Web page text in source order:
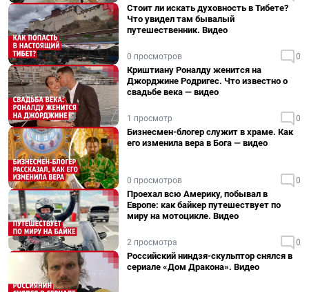
Стоит ли искать духовность в Тибете?
Что увидел там бывалый
путешественник. Видео
0 просмотров 0
Криштиану Роналду женится на
Джорджине Родригес. Что известно о
свадьбе века — видео
1 просмотр 0
Бизнесмен-блогер служит в храме. Как
его изменила вера в Бога — видео
0 просмотров 0
Проехал всю Америку, побывал в
Европе: как байкер путешествует по
миру на мотоцикле. Видео
2 просмотра 0
Российский ниндзя-скульптор снялся в
сериале «Дом Дракона». Видео